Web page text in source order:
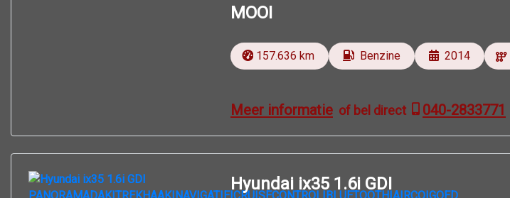
MOOI
157.636 km Benzine 2014
Meer informatie of bel direct 040-2833771
Hyundai ix35 1.6i GDI